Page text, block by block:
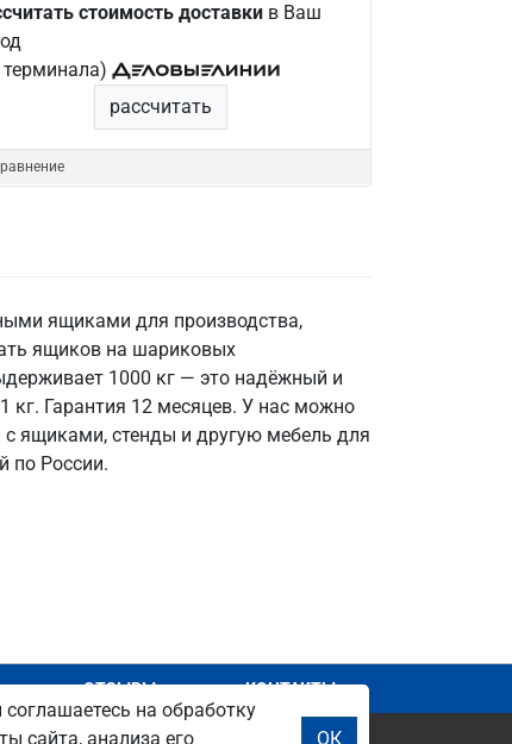
стоимость доставкив Ваш
терминала)
рассчитать
ящиками для производства,
ящиков на шариковых
1000 кг — это надёжный и
Гарантия 12 месяцев. У нас можно
с ящиками, стенды и другую мебель для
по России.
ОТЗЫВЫ КОНТАКТЫ
на обработку
сайта, анализа его
ОК